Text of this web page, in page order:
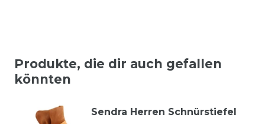
Produkte, die dir auch gefallen
könnten
Sendra Herren Schnürstiefel